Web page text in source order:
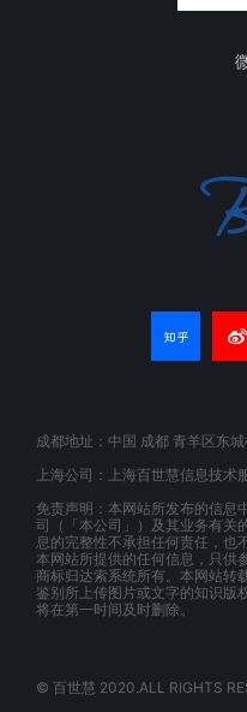
成都地址：中国 成都 青羊区东
上海公司：上海百世慧信息技术
免责声明：本网站所发布的信息
司（「本公司」）及其业务有关
息的完整性不承担任何责任，也
本网站所提供的任何信息，只供
商标归达索系统所有。本网站转
鉴别所上传图片或文字的知识版
将在第一时间及时删除。
© 百世慧 2020.ALL RIGHTS